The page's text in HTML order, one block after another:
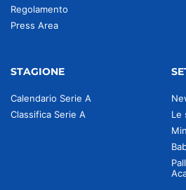
Regolamento
Press Area
STAGIONE
Calendario Serie A
Classifica Serie A
Le